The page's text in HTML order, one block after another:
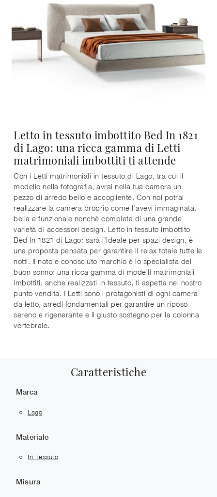
Letto in tessuto imbottito Bed In 1821
di Lago: una ricca gamma di Letti
matrimoniali imbottiti ti attende
Con i Letti matrimoniali in tessuto di Lago, tra cui il
modello nella fotografia, avrai nella tua camera un
pezzo di arredo bello e accogliente. Con noi potrai
realizzare la camera proprio come l'avevi immaginata,
bella e funzionale nonché completa di una grande
varietà di accessori design. Letto in tessuto imbottito
Bed In 1821 di Lago: sarà l'ideale per spazi design, è
una proposta pensata per garantire il relax totale tutte le
notti. Il noto e conosciuto marchio è lo specialista del
buon sonno: una ricca gamma di modelli matrimoniali
imbottiti, anche realizzati in tessuto, ti aspetta nel nostro
punto vendita. I Letti sono i protagonisti di ogni camera
da letto, arredi fondamentali per garantire un riposo
sereno e rigenerante e il giusto sostegno per la colonna
vertebrale.
Caratteristiche
Marca
Lago
Materiale
In Tessuto
Misura